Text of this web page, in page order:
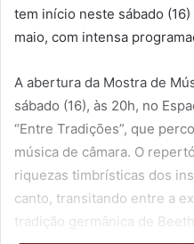
tem início neste sábado
maio, com intensa
A abertura da Mostra de
sábado (16), às 20h, no
“Entre Tradições”, que
música de câmara. O
riquezas timbrísticas dos
canto, transitando entre a
tradição germânica de